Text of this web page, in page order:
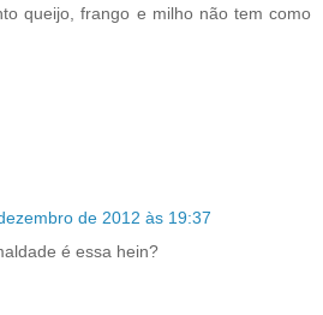
queijo, frango e milho não tem como
de 2012 às 19:37
é essa hein?